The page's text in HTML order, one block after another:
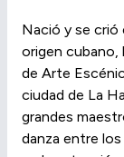
Nació y se crió
origen cubano,
de Arte
ciudad de La
grandes
danza entre